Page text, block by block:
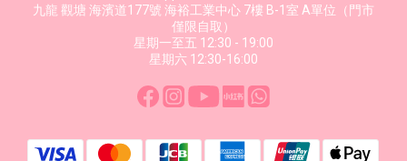
九龍 觀塘 海濱道177號 海裕工業中心 7樓 B-1室 A單位（門市
僅限自取）
星期一至五 12:30 - 19:00
星期六 12:30-16:00